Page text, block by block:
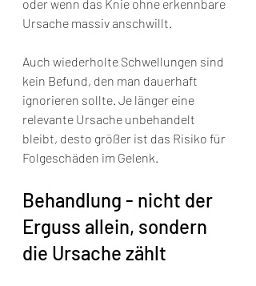
oder wenn das Knie ohne erkennbare
Ursache massiv anschwillt.
Auch wiederholte Schwellungen sind
kein Befund, den man dauerhaft
ignorieren sollte. Je länger eine
relevante Ursache unbehandelt
bleibt, desto größer ist das Risiko für
Folgeschäden im Gelenk.
Behandlung - nicht der
Erguss allein, sondern
die Ursache zählt